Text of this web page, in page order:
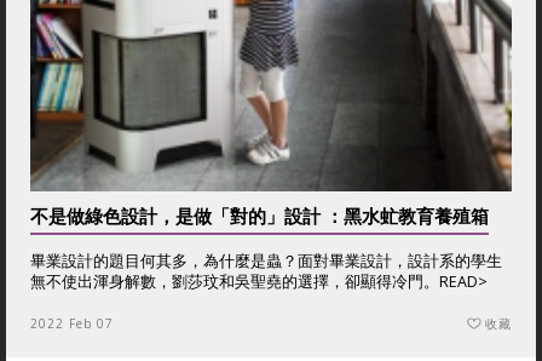
不是做綠色設計，是做「對的」設計 ：黑水虻教育養殖箱
畢業設計的題目何其多，為什麼是蟲？面對畢業設計，設計系的學生
無不使出渾身解數，劉莎玟和吳聖堯的選擇，卻顯得冷門。 READ>
2022 Feb 07 收藏